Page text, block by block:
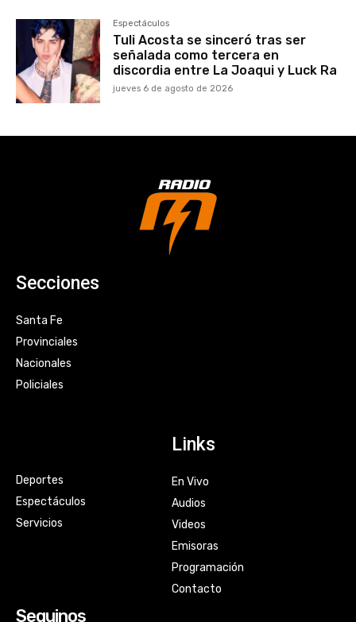
Espectáculos
Tuli Acosta se sinceró tras ser
señalada como tercera en
discordia entre La Joaqui y Luck Ra
jueves 6 de agosto de 2026
Secciones
Santa Fe
Provinciales
Nacionales
Policiales
Deportes
Espectáculos
Servicios
Links
En Vivo
Audios
Videos
Emisoras
Programación
Contacto
Seguinos